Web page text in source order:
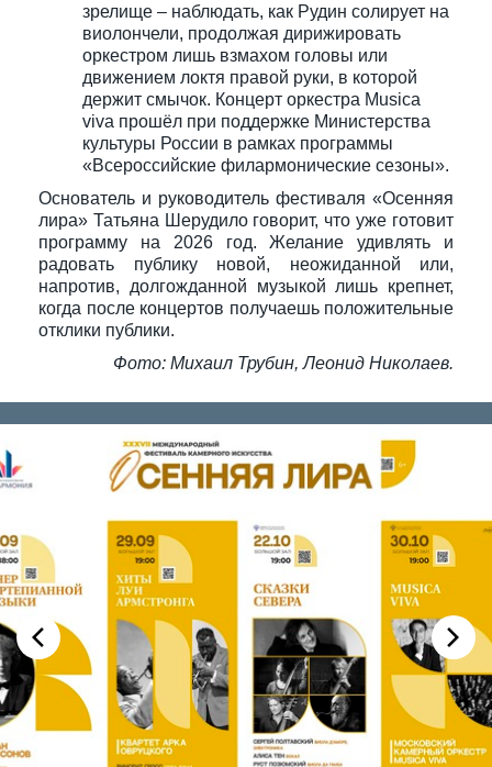
зрелище – наблюдать, как Рудин солирует на
виолончели, продолжая дирижировать
оркестром лишь взмахом головы или
движением локтя правой руки, в которой
держит смычок. Концерт оркестра Musica
viva прошёл при поддержке Министерства
культуры России в рамках программы
«Всероссийские филармонические сезоны».
Основатель и руководитель фестиваля «Осенняя
лира» Татьяна Шерудило говорит, что уже готовит
программу на 2026 год. Желание удивлять и
радовать публику новой, неожиданной или,
напротив, долгожданной музыкой лишь крепнет,
когда после концертов получаешь положительные
отклики публики.
Фото: Михаил Трубин, Леонид Николаев.